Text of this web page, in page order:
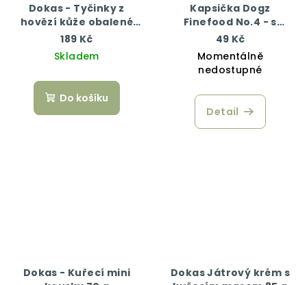
Dokas - Tyčinky z
hovězí kůže obalené
kuřecím 200 g
189 Kč
Skladem
Do košíku
Kapsička Dogz
Finefood No.4 - s
kuřecím a bažantím
masem 100 g
49 Kč
Momentálně
nedostupné
Detail
Dokas - Kuřecí mini
Dokas Játrový krém s